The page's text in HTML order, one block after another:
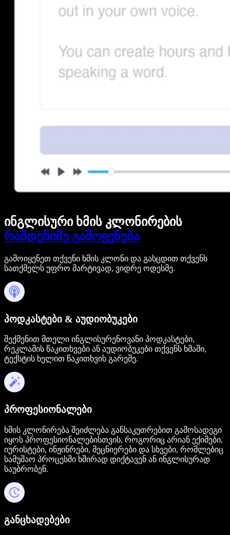
ინგლისური ხმის კლონირების
რამდენიმე გამოყენება
გამოიყენეთ თქვენი ხმის კლონი და გასცდით თქვენს
სათქმელს უფრო მარტივად, ვიდრე ოდესმე.
პოდკასტები & აუდიობუკები
შექმენით მთელი ინგლისურენოვანი პოდკასტები,
რეკლამის წაკითხვები ან აუდიობუკები თქვენს ხმაში,
ტექსტის ხელით წაკითხვის გარეშე.
პროფესიონალები
ხმის კლონირება შეიძლება განსაკუთრებით გამოსადეგი
იყოს პროფესიონალებისთვის, როგორიც არიან ექიმები,
იურისტები, ინჟინრები, მეცნიერები და სხვები, რომლებიც
სამუშაო პროცესში ხშირად დიქტავენ ან ინგლისურად
საუბრობენ.
განცხადებები